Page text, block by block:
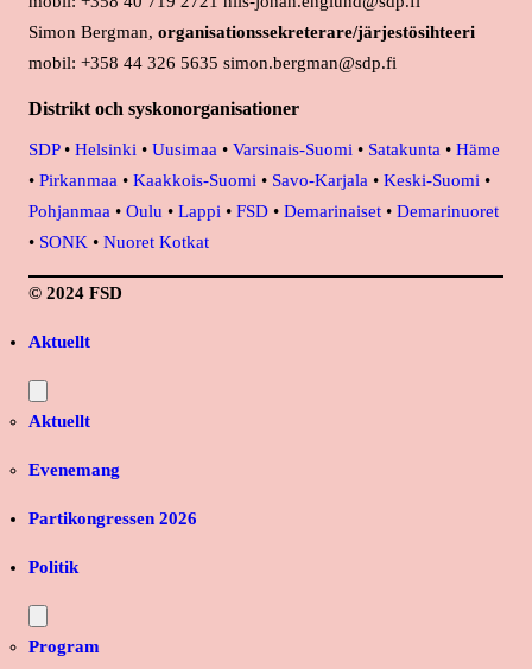
Simon Bergman, organisationssekreterare/järjestösihteeri
mobil: +358 44 326 5635 simon.bergman@sdp.fi
Distrikt och syskonorganisationer
SDP• Helsinki • Uusimaa • Varsinais-Suomi • Satakunta • Häme
• Pirkanmaa • Kaakkois-Suomi • Savo-Karjala • Keski-Suomi •
Pohjanmaa • Oulu • Lappi • FSD • Demarinaiset • Demarinuoret
• SONK • Nuoret Kotkat
© 2024 FSD
Aktuellt
Aktuellt
Evenemang
Partikongressen 2026
Politik
Program